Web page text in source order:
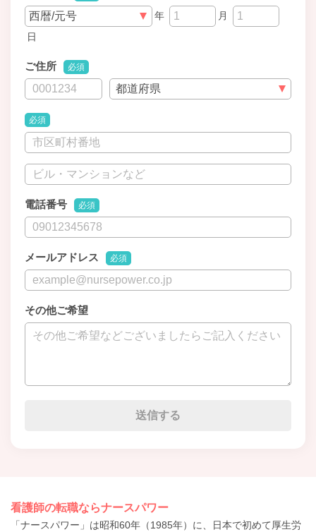
年
月
日
ご住所 必須
必須
電話番号 必須
メールアドレス 必須
その他ご希望
看護師の転職ならナースパワー
「ナースパワー」は昭和60年（1985年）に、日本で初めて厚生労